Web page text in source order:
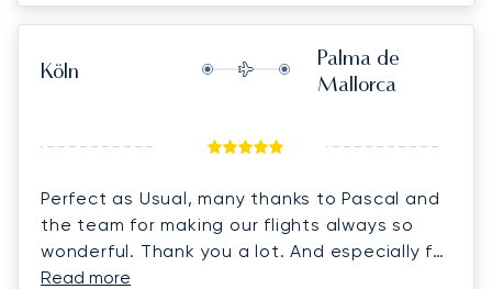
Köln
Palma de
Mallorca
Perfect as Usual, many thanks to Pascal and
the team for making our flights always so
wonderful. Thank you a lot. And especially for
the Birthday present. Its a pleasure to work
Read more